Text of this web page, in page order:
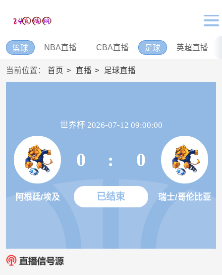
篮球 NBA直播 CBA直播 足球 英超直播
当前位置： 首页 直播 足球直播
世界杯 2026-07-12 09:00:00
阿根廷/埃及
0 : 0
已结束 瑞士/哥伦比亚